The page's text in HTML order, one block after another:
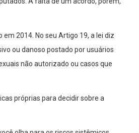
2014. No seu Artigo 19, a lei diz
ou danoso postado por usuários
não autorizado ou casos que
próprias para decidir sobre a